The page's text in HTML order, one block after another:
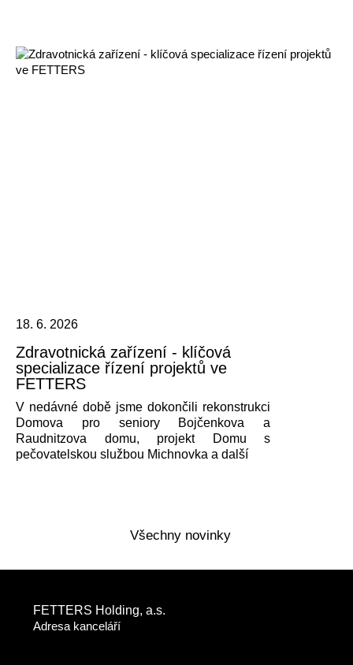
18. 6. 2026
Zdravotnická zařízení - klíčová
specializace řízení projektů ve
FETTERS
V nedávné době jsme dokončili rekonstrukci
Domova pro seniory Bojčenkova a
Raudnitzova domu, projekt Domu s
pečovatelskou službou Michnovka a další
Všechny novinky
FETTERS Holding, a.s.
Adresa kanceláří